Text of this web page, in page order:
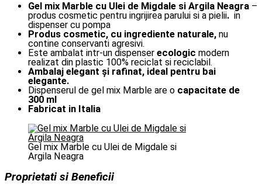
Gel mix Marble cu Ulei de Migdale si Argila Neagra –
produs cosmetic pentru ingrijirea parului si a pielii. in
dispenser cu pompa
Produs cosmetic, cu ingrediente naturale, nu
contine conservanti agresivi.
Este ambalat intr-un dispenser ecologic modern
realizat din plastic 100% reciclat si reciclabil.
Ambalaj elegant și rafinat, ideal pentru bai
elegante.
Dispenserul de gel mix Marble are o capacitate de
300 ml
Fabricat in Italia
Gel mix Marble cu Ulei de Migdale si
Argila Neagra
Proprietati si Beneficii